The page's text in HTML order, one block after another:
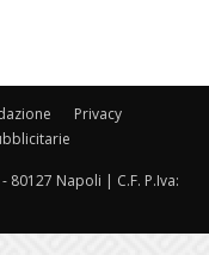
Privacy
80127 Napoli | C.F. P.Iva: